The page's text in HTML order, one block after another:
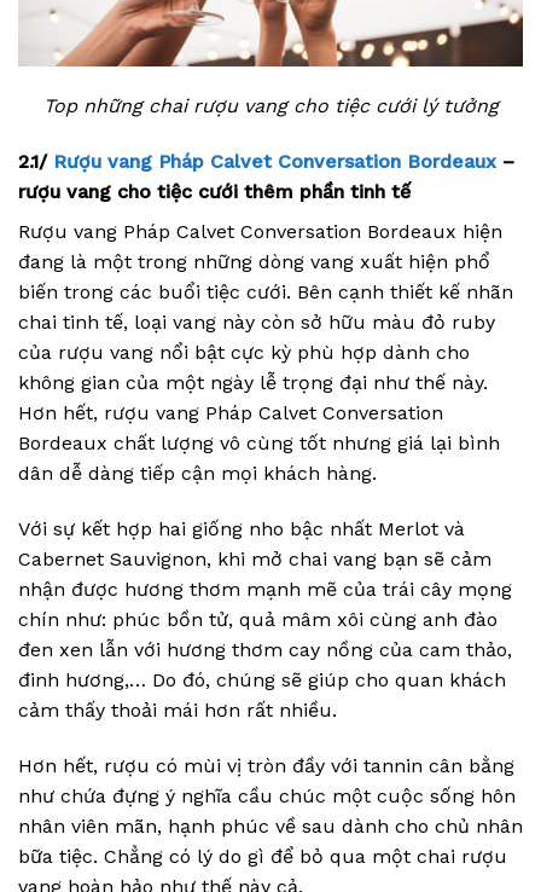
Top những chai rượu vang cho tiệc cưới lý tưởng
2.1/ Rượu vang Pháp Calvet Conversation Bordeaux –
rượu vang cho tiệc cưới thêm phần tinh tế
Rượu vang Pháp Calvet Conversation Bordeaux hiện
đang là một trong những dòng vang xuất hiện phổ
biến trong các buổi tiệc cưới. Bên cạnh thiết kế nhãn
chai tinh tế, loại vang này còn sở hữu màu đỏ ruby
của rượu vang nổi bật cực kỳ phù hợp dành cho
không gian của một ngày lễ trọng đại như thế này.
Hơn hết, rượu vang Pháp Calvet Conversation
Bordeaux chất lượng vô cùng tốt nhưng giá lại bình
dân dễ dàng tiếp cận mọi khách hàng.
Với sự kết hợp hai giống nho bậc nhất Merlot và
Cabernet Sauvignon, khi mở chai vang bạn sẽ cảm
nhận được hương thơm mạnh mẽ của trái cây mọng
chín như: phúc bồn tử, quả mâm xôi cùng anh đào
đen xen lẫn với hương thơm cay nồng của cam thảo,
đinh hương,… Do đó, chúng sẽ giúp cho quan khách
cảm thấy thoải mái hơn rất nhiều.
Hơn hết, rượu có mùi vị tròn đầy với tannin cân bằng
như chứa đựng ý nghĩa cầu chúc một cuộc sống hôn
nhân viên mãn, hạnh phúc về sau dành cho chủ nhân
bữa tiệc. Chẳng có lý do gì để bỏ qua một chai rượu
vang hoàn hảo như thế này cả.